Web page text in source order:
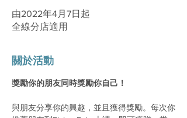
由2022年4月7日起
全線分店適用
關於活動
獎勵你的朋友同時獎勵你自己！
與朋友分享你的興趣，並且獲得獎勵。每次你